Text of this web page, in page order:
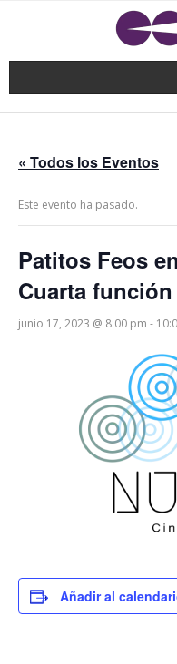
« Todos los Eventos
Este evento ha pasado.
Patitos Feos
Cuarta función
junio 17, 2023 @ 8:00 pm -
Añadir al